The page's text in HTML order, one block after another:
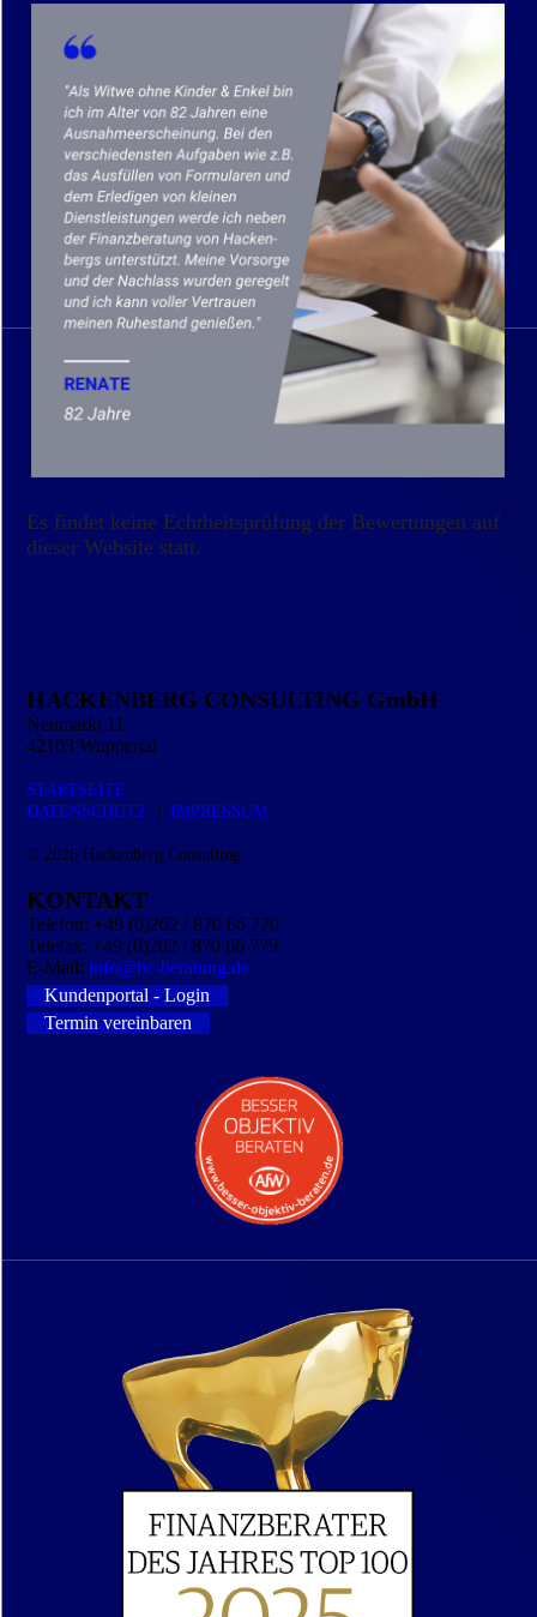
Es findet keine Echtheitsprüfung der Bewertungen auf
dieser Website statt.
HACKENBERG CONSULTING GmbH
Neumarkt 11
42103 Wuppertal
STARTSEITE
DATEN­SCHUTZ |IMPRESSUM
© 2026Hackenberg Consulting
KONTAKT
Telefon: +49 (0)202 / 870 66 770
Telefax: +49 (0)202 / 870 66 779
E-Mail:info@hc-beratung.de
Kundenportal - Login
Termin vereinbaren